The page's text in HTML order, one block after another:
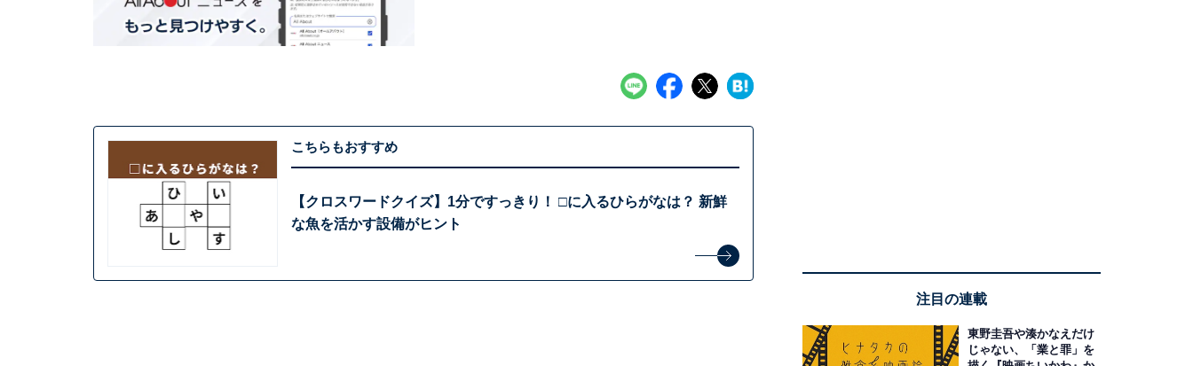
こちらもおすすめ
【クロスワードクイズ】1分ですっきり！ □に入るひらがなは？ 新鮮
な魚を活かす設備がヒント
注目の連載
東野圭吾や湊かなえだけ
じゃない、「業と罪」を